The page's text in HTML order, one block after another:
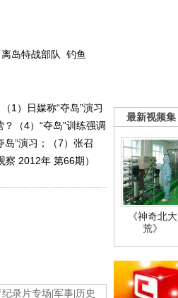
离岛特战部队
钓鱼
1）日媒称“夺岛”演习
（4）“夺岛”训练强调
岛”演习；（7）张召
2012年 第66期）
纪录片专场 军事 历史
最新视频集
《神奇北大
荒》